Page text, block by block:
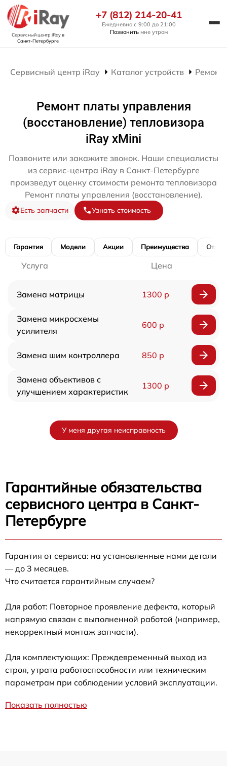
Сервисный центр iRayв
Санкт-Петербурге
+7 (812) 214-20-41
Ежедневно с 9:00 до 21:00
Позвонить мне утром
Сервисный центр iRay Каталог устройств Ремонт
Ремонт платы управления
(восстановление) тепловизора
iRay xMini
Позвоните или закажите звонок. Наши специалисты
из сервис-центра iRay в Санкт-Петербурге
произведут оценку стоимости ремонта тепловизора
Ремонт платы управления (восстановление).
Есть запчасти Узнать стоимость
Гарантия Модели Акции Преимущества
Услуга Цена
Замена матрицы 1300 р
Замена микросхемы
усилителя
600 р
Замена шим контроллера 850 р
Замена объективов с
улучшением характеристик
1300 р
У меня другая неисправность
Гарантийные обязательства
сервисного центра в Санкт-
Петербурге
Гарантия от сервиса: на установленные нами детали
— до 3 месяцев.
Что считается гарантийным случаем?
Для работ: Повторное проявление дефекта, который
напрямую связан с выполненной работой (например,
некорректный монтаж запчасти).
Для комплектующих: Преждевременный выход из
строя, утрата работоспособности или техническим
параметрам при соблюдении условий эксплуатации.
Показать полностью